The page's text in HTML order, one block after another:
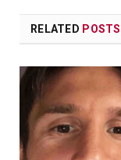
RELATED POSTS